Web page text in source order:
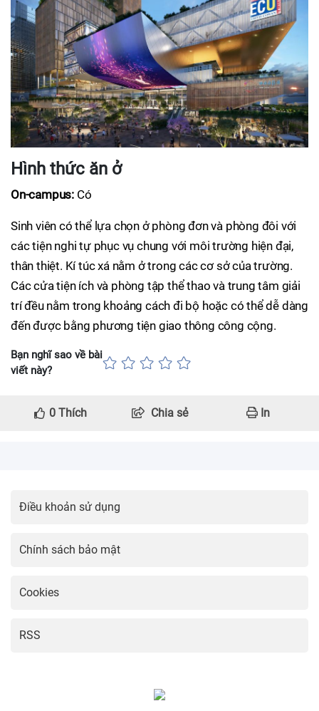
Hình thức ăn ở
On-campus: Có
Sinh viên có thể lựa chọn ở phòng đơn và phòng đôi với
các tiện nghi tự phục vụ chung với môi trường hiện đại,
thân thiệt. Kí túc xá nằm ở trong các cơ sở của trường.
Các cửa tiện ích và phòng tập thể thao và trung tâm giải
trí đều nằm trong khoảng cách đi bộ hoặc có thể dễ dàng
đến được bằng phương tiện giao thông công cộng.
Bạn nghĩ sao về bài
viết này?
0 Thích Chia sẻ In
Điều khoản sử dụng
Chính sách bảo mật
Cookies
RSS